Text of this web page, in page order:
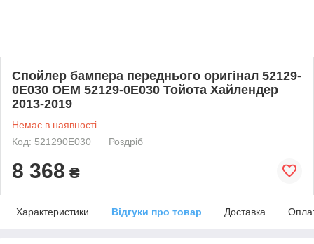
Спойлер бампера переднього оригінал 52129-
0E030 OEM 52129-0E030 Тойота Хайлендер
2013-2019
Немає в наявності
Код: 521290E030
Роздріб
8 368 ₴
Характеристики Відгуки про товар Доставка